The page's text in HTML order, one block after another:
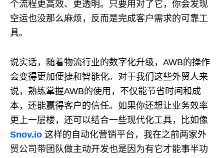
个流程更高效、更透明。只要用对了它，你会发现
空运也没那么麻烦，反而是完成客户需求的可靠工
具。
说实话，随着物流行业的数字化升级，AWB的操作
会变得更加便捷和智能化。对于我们这些外贸人来
说，熟练掌握AWB的使用，不仅能节省时间和成
本，还能赢得客户的信任。如果你还想让业务效率
更上一层楼，还可以结合一些现代化工具，比如像
Snov.io 这样的自动化营销平台，我在之前两家外
贸公司带团队做主动开发也是因为有它才能事半功